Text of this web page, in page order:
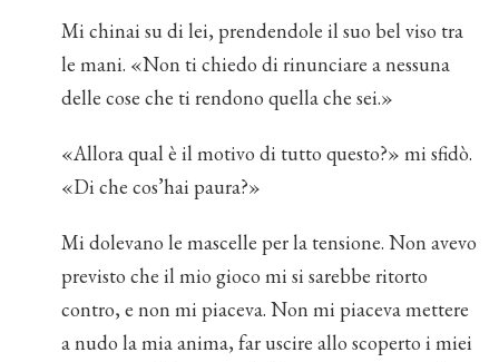
Mi chinai su di lei, prendendole il suo bel viso tra
le mani. «Non ti chiedo di rinunciare a nessuna
delle cose che ti rendono quella che sei.»
«Allora qual è il motivo di tutto questo?» mi sfidò.
«Di che cos’hai paura?»
Mi dolevano le mascelle per la tensione. Non avevo
previsto che il mio gioco mi si sarebbe ritorto
contro, e non mi piaceva. Non mi piaceva mettere
a nudo la mia anima, far uscire allo scoperto i miei